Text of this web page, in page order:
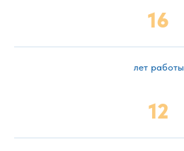
16
лет работы
12